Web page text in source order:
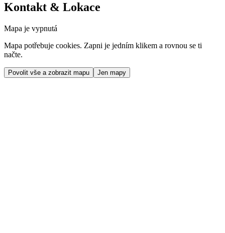
Kontakt & Lokace
Mapa je vypnutá
Mapa potřebuje cookies. Zapni je jedním klikem a rovnou se ti
načte.
Povolit vše a zobrazit mapu Jen mapy